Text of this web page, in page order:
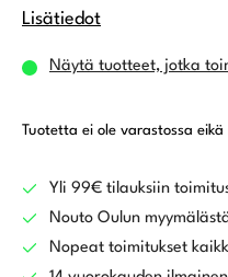
Lisätiedot
Näytä tuotteet, jotka
Tuotetta ei ole varastossa
Yli 99€ tilauksiin
Nouto Oulun
Nopeat toimitukset